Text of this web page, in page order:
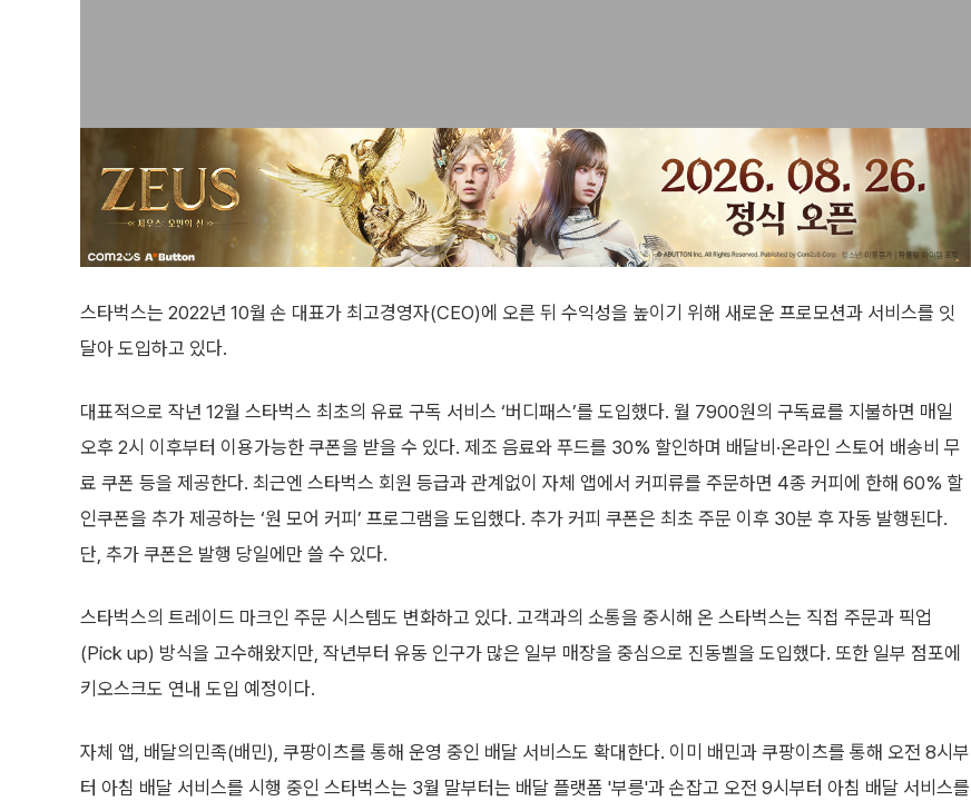
스타벅스는 2022년 10월 손 대표가 최고경영자(CEO)에 오른 뒤 수익성을 높이기 위해 새로운 프로모션과 서비스를 잇
달아 도입하고 있다.
대표적으로 작년 12월 스타벅스 최초의 유료 구독 서비스 ‘버디패스’를 도입했다. 월 7900원의 구독료를 지불하면 매일
오후 2시 이후부터 이용가능한 쿠폰을 받을 수 있다. 제조 음료와 푸드를 30% 할인하며 배달비·온라인 스토어 배송비 무
료 쿠폰 등을 제공한다. 최근엔 스타벅스 회원 등급과 관계없이 자체 앱에서 커피류를 주문하면 4종 커피에 한해 60% 할
인쿠폰을 추가 제공하는 ‘원 모어 커피’ 프로그램을 도입했다. 추가 커피 쿠폰은 최초 주문 이후 30분 후 자동 발행된다.
단, 추가 쿠폰은 발행 당일에만 쓸 수 있다.
스타벅스의 트레이드 마크인 주문 시스템도 변화하고 있다. 고객과의 소통을 중시해 온 스타벅스는 직접 주문과 픽업
(Pick up) 방식을 고수해왔지만, 작년부터 유동 인구가 많은 일부 매장을 중심으로 진동벨을 도입했다. 또한 일부 점포에
키오스크도 연내 도입 예정이다.
자체 앱, 배달의민족(배민), 쿠팡이츠를 통해 운영 중인 배달 서비스도 확대한다. 이미 배민과 쿠팡이츠를 통해 오전 8시부
터 아침 배달 서비스를 시행 중인 스타벅스는 3월 말부터는 배달 플랫폼 '부릉'과 손잡고 오전 9시부터 아침 배달 서비스를